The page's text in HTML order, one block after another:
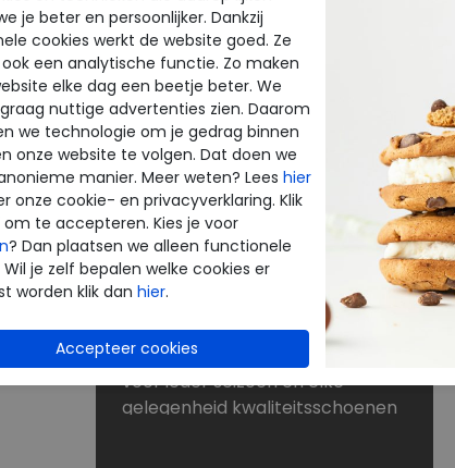
NU KORTINGEN TOT 60%
Dé schoenen outlet met grote
merken
Bij Merkschoenenstunter vindt u
outlet schoenen van de beste
merken. De new arrivals van uw
favoriete merk verrassen elke
keer weer. Op zoek naar
schoenen voor lange
strandwandelingen? Naar
laarzen voor de winter? Of kunt u
nog wel een paar slippers of
sandalen gebruiken? U shopt
voor ieder seizoen en elke
gelegenheid kwaliteitsschoenen
je beter en persoonlijker. Dankzij
cookies werkt de website goed. Ze
een analytische functie. Zo maken
elke dag een beetje beter. We
nuttige advertenties zien. Daarom
we technologie om je gedrag binnen
onze website te volgen. Dat doen we
manier. Meer weten? Lees hier
onze cookie- en privacyverklaring. Klik
om te accepteren. Kies je voor
? Dan plaatsen we alleen functionele
Wil je zelf bepalen welke cookies er
worden klik dan hier.